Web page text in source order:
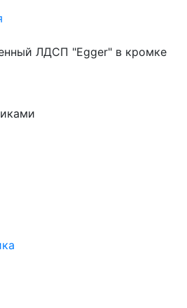
ЛДСП "Egger" в кромке